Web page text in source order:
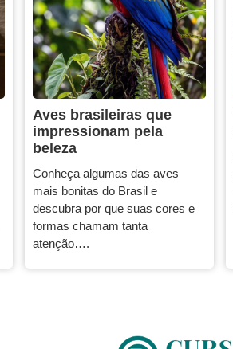
Aves brasileiras que
impressionam pela
beleza
Conheça algumas das aves
mais bonitas do Brasil e
descubra por que suas cores e
formas chamam tanta
atenção….